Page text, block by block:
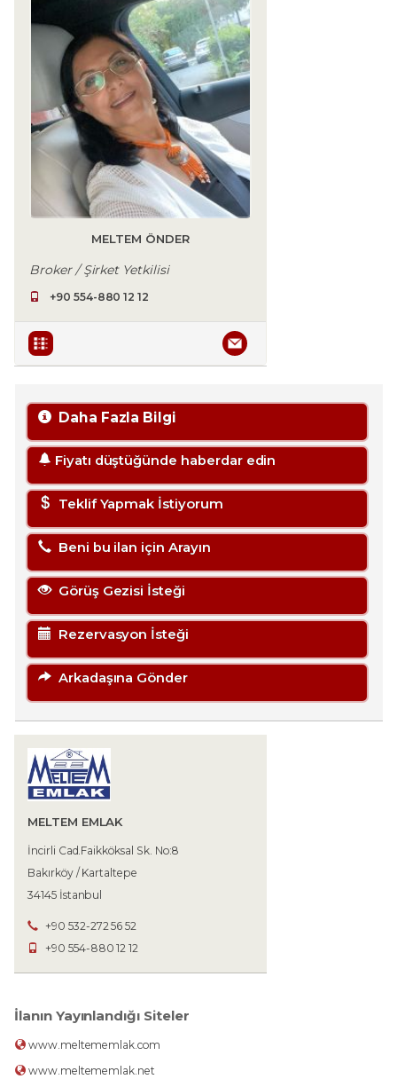
MELTEM ÖNDER
Broker / Şirket Yetkilisi
+90 554-880 12 12
Daha Fazla Bilgi
Fiyatı düştüğünde haberdar edin
Teklif Yapmak İstiyorum
Beni bu ilan için Arayın
Görüş Gezisi İsteği
Rezervasyon İsteği
Arkadaşına Gönder
MELTEM EMLAK
İncirli Cad.Faikköksal Sk. No:8
Bakırköy / Kartaltepe
34145 İstanbul
+90 532-272 56 52
+90 554-880 12 12
İlanın Yayınlandığı Siteler
www.meltememlak.com
www.meltememlak.net